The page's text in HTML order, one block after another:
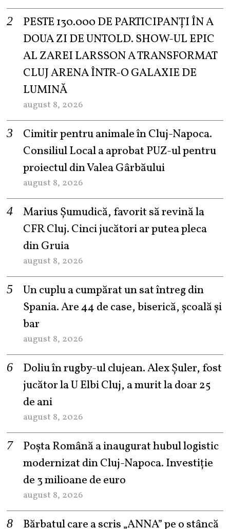
PESTE 130.000 DE PARTICIPANȚI ÎN A
DOUA ZI DE UNTOLD. SHOW-UL EPIC
AL ZAREI LARSSON A TRANSFORMAT
CLUJ ARENA ÎNTR-O GALAXIE DE
LUMINĂ
august 8, 2026
Cimitir pentru animale în Cluj-Napoca.
Consiliul Local a aprobat PUZ-ul pentru
proiectul din Valea Gârbăului
august 8, 2026
Marius Șumudică, favorit să revină la
CFR Cluj. Cinci jucători ar putea pleca
din Gruia
august 8, 2026
Un cuplu a cumpărat un sat întreg din
Spania. Are 44 de case, biserică, școală și
bar
august 8, 2026
Doliu în rugby-ul clujean. Alex Șuler, fost
jucător la U Elbi Cluj, a murit la doar 25
de ani
august 8, 2026
Poșta Română a inaugurat hubul logistic
modernizat din Cluj-Napoca. Investiție
de 3 milioane de euro
august 8, 2026
Bărbatul care a scris „ANNA” pe o stâncă